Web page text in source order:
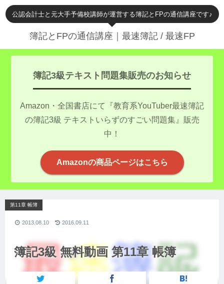
公認会計士と元大手予備校講師が運営する簿記とFPの通信講座です♪
簿記とFPの通信講座｜最速簿記 / 最速FP
簿記3級テキスト問題集販売のお知らせ
Amazon・全国書店にて『教育系YouTuber最速簿記
の簿記3級 テキストいらずのすごい問題集』販売
中！
Amazonの商品ページはこちら
簿記3級 無料動画 第11章 帳簿
第11章 帳簿
2016.09.11
2013.08.10